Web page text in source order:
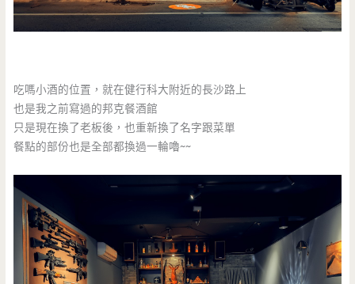
吃嗎小酒的位置，就在健行科大附近的長沙路上
也是我之前寫過的邦克餐酒館
只是現在換了老板後，也重新換了名字跟菜單
餐點的部份也是全部都換過一輪嚕~~